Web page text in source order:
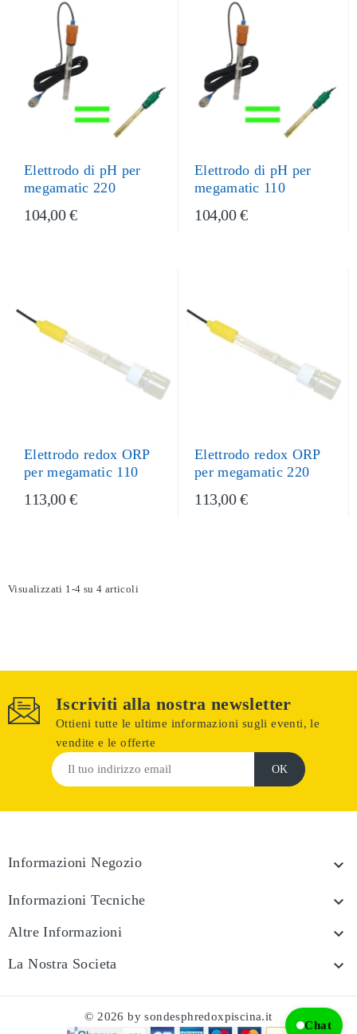
Elettrodo di pH per
megamatic 220
104,00 €
Elettrodo di pH per
megamatic 110
104,00 €
Elettrodo redox ORP
per megamatic 110
113,00 €
Elettrodo redox ORP
per megamatic 220
113,00 €
Visualizzati 1-4 su 4 articoli
Iscriviti alla nostra newsletter
Ottieni tutte le ultime informazioni sugli eventi, le
vendite e le offerte
Informazioni Negozio 
Informazioni Tecniche 
Altre Informazioni 
La Nostra Societa 
© 2026 by sondesphredoxpiscina.it
Chat